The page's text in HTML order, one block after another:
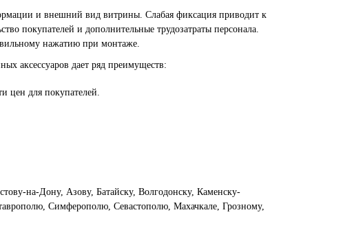
и внешний вид витрины. Слабая фиксация приводит к
покупателей и дополнительные трудозатраты персонала.
нажатию при монтаже.
аксессуаров дает ряд преимуществ:
цен для покупателей.
на-Дону, Азову, Батайску, Волгодонску, Каменску-
Симферополю, Севастополю, Махачкале, Грозному,